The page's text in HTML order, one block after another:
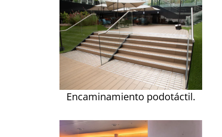
Encaminamiento podotáctil.